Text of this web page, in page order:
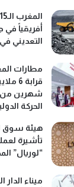
أفريقياً في
التعديني في 2025
مطارات
الحركة
هيئة سوق
تأشيرة
“لوريال”
ميناء